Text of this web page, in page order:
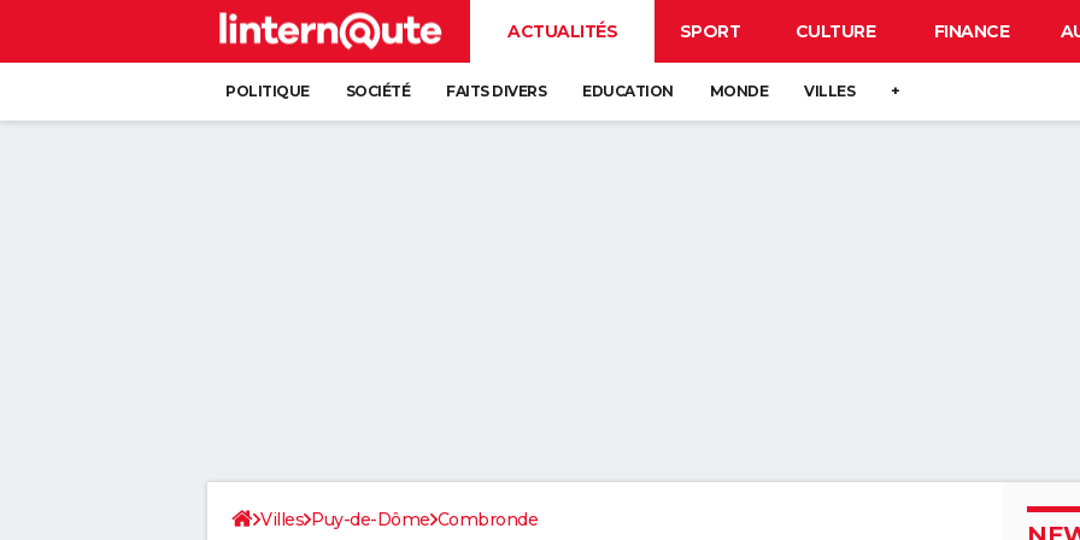
ACTUALITÉS SPORT CULTURE FINANCE
POLITIQUE SOCIÉTÉ FAITS DIVERS EDUCATION MONDE VILLES +
Villes Puy-de-Dôme Combronde